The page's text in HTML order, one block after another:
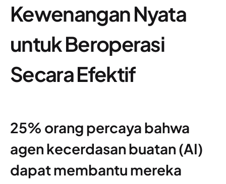
Kewenangan Nyata
untuk Beroperasi
Secara Efektif
25% orang percaya bahwa
agen kecerdasan buatan (AI)
dapat membantu mereka